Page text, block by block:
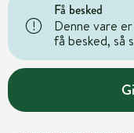
Få besked
Denne vare
få besked, så